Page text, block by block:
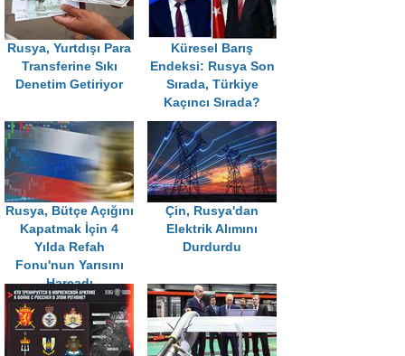
Rusya, Yurtdışı Para
Transferine Sıkı
Denetim Getiriyor
Küresel Barış
Endeksi: Rusya Son
Sırada, Türkiye
Kaçıncı Sırada?
Rusya, Bütçe Açığını
Kapatmak İçin 4
Yılda Refah
Fonu'nun Yarısını
Harcadı
Çin, Rusya'dan
Elektrik Alımını
Durdurdu